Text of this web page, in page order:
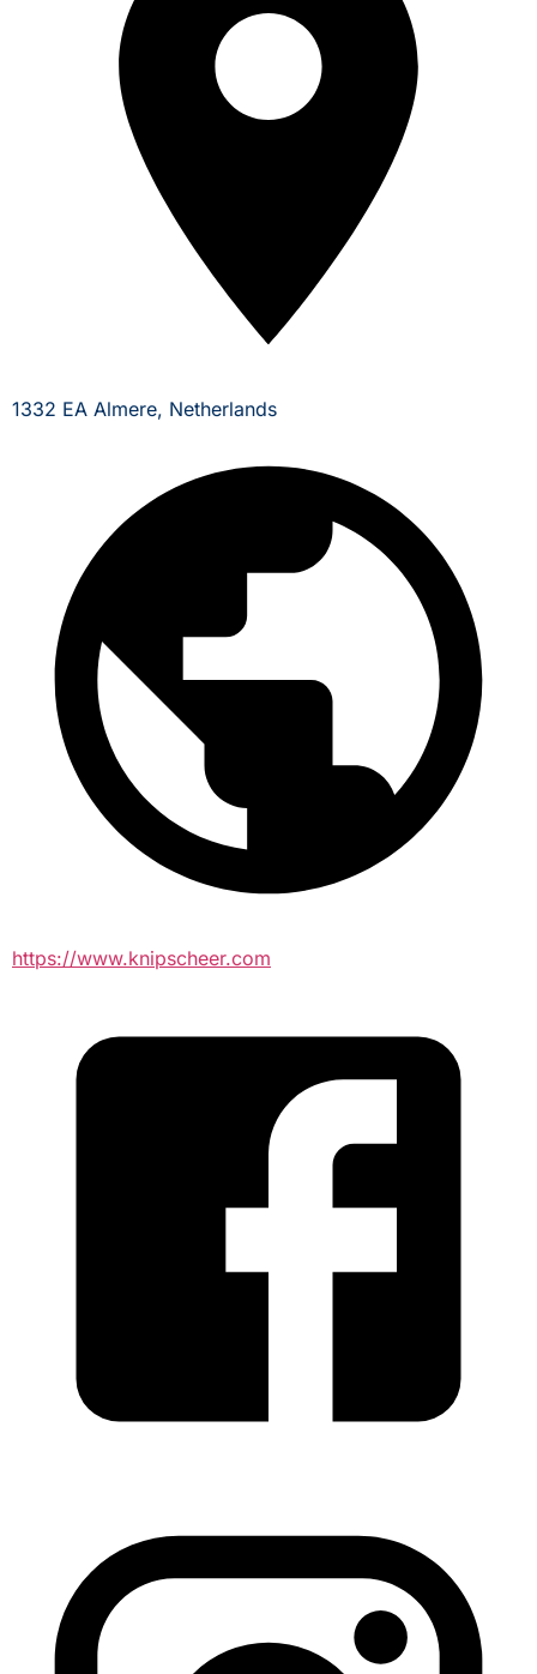
1332 EA Almere, Netherlands
https://www.knipscheer.com